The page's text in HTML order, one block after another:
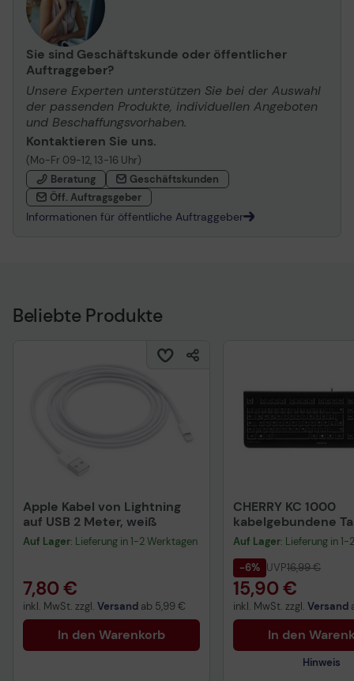
Sie sind Geschäftskunde oder öffentlicher
Auftraggeber?
Unsere Experten unterstützen Sie bei der Auswahl
der passenden Produkte, individuellen Angeboten
und Beschaffungsvorhaben.
Kontaktieren Sie uns.
(Mo-Fr 09-12, 13-16 Uhr)
Beratung
Geschäftskunden
Öff. Auftragsgeber
Informationen für öffentliche Auftraggeber
Beliebte Produkte
Apple Kabel von Lightning
auf USB 2 Meter, weiß
Auf Lager: Lieferung in 1-2 Werktagen
7,80 €
inkl. MwSt. zzgl. Versand ab 5,99 €
In den Warenkorb
CHERRY KC 1000
kabelgebundene
QWERTZ DE -
Auf Lager: Lieferung in
-6% UVP16,99 €
15,90 €
inkl. MwSt. zzgl. Versand
In den
Hinweis